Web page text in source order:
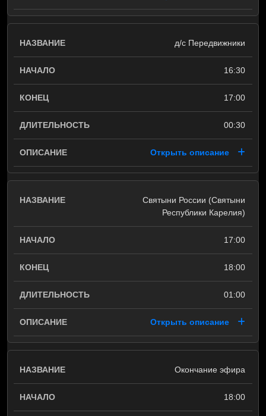
д/с Передвижники
16:30
17:00
00:30
Открыть описание
Святыни России (Святыни
Республики Карелия)
17:00
18:00
01:00
Открыть описание
Окончание эфира
18:00